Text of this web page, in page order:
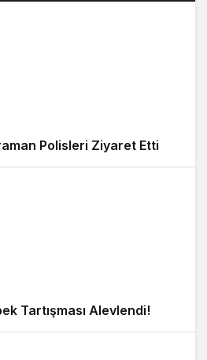
Polisleri Ziyaret Etti
Tartışması Alevlendi!